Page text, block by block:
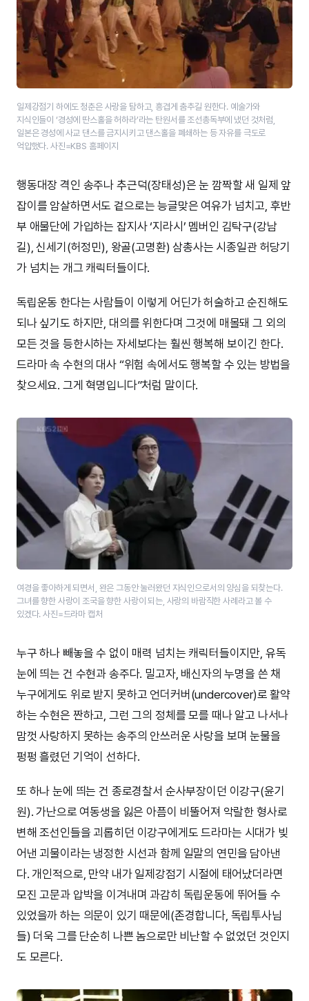
일제강점기 하에도 청춘은 사랑을 탐하고, 흥겹게 춤추길 원한다. 예술가와
지식인들이 ‘​​경성에 딴스홀을 허하라’​​라는 탄원서를 조선총독부에 냈던 것처럼,
일본은 경성에 사교 댄스를 금지시키고 댄스홀을 폐쇄하는 등 자유를 극도로
억압했다. 사진=KBS 홈페이지
행동대장 격인 송주나 추근덕(장태성)은 눈 깜짝할 새 일제 앞
잡이를 암살하면서도 겉으로는 능글맞은 여유가 넘치고, 후반
부 애물단에 가입하는 잡지사 ‘지라시’ 멤버인 김탁구(강남
길), 신세기(허정민), 왕골(고명환) 삼총사는 시종일관 허당기
가 넘치는 개그 캐릭터들이다.
독립운동 한다는 사람들이 이렇게 어딘가 허술하고 순진해도
되나 싶기도 하지만, 대의를 위한다며 그것에 매몰돼 그 외의
모든 것을 등한시하는 자세보다는 훨씬 행복해 보이긴 한다.
드라마 속 수현의 대사 “위험 속에서도 행복할 수 있는 방법을
찾으세요. 그게 혁명입니다”처럼 말이다.
여경을 좋아하게 되면서, 완은 그동안 눌러왔던 지식인으로서의 양심을 되찾는다.
그녀를 향한 사랑이 조국을 향한 사랑이 되는, 사랑의 바람직한 사례라고 볼 수
있겠다. 사진=드라마 캡처
누구 하나 빼놓을 수 없이 매력 넘치는 캐릭터들이지만, 유독
눈에 띄는 건 수현과 송주다. 밀고자, 배신자의 누명을 쓴 채
누구에게도 위로 받지 못하고 언더커버(undercover)로 활약
하는 수현은 짠하고, 그런 그의 정체를 모를 때나 알고 나서나
맘껏 사랑하지 못하는 송주의 안쓰러운 사랑을 보며 눈물을
펑펑 흘렸던 기억이 선하다.
또 하나 눈에 띄는 건 종로경찰서 순사부장이던 이강구(윤기
원). 가난으로 여동생을 잃은 아픔이 비뚤어져 악랄한 형사로
변해 조선인들을 괴롭히던 이강구에게도 드라마는 시대가 빚
어낸 괴물이라는 냉정한 시선과 함께 일말의 연민을 담아낸
다. 개인적으로, 만약 내가 일제강점기 시절에 태어났더라면
모진 고문과 압박을 이겨내며 과감히 독립운동에 뛰어들 수
있었을까 하는 의문이 있기 때문에(존경합니다, 독립투사님
들) 더욱 그를 단순히 나쁜 놈으로만 비난할 수 없었던 것인지
도 모른다.